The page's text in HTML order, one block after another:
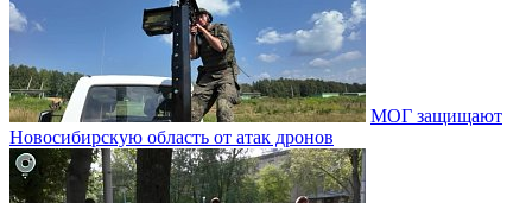
МОГ защищают
Новосибирскую область от атак дронов